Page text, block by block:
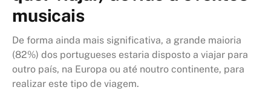
musicais
De forma ainda mais significativa, a grande maioria
(82%) dos portugueses estaria disposto a viajar para
outro país, na Europa ou até noutro continente, para
realizar este tipo de viagem.